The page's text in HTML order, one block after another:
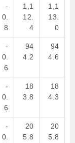
-
0.
8
1,1
12.
4
1,1
13.
0
-
0.
6
94
4.2
94
4.6
-
0.
6
18
3.8
18
4.3
-
0.
20
5.8
20
5.8